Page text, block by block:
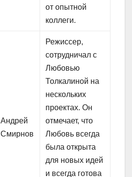
от опытной
коллеги.
Андрей
Смирнов
Режиссер,
сотрудничал с
Любовью
Толкалиной на
нескольких
проектах. Он
отмечает, что
Любовь всегда
была открыта
для новых идей
и всегда готова